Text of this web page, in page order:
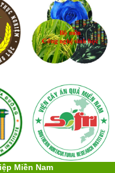
Miền Nam